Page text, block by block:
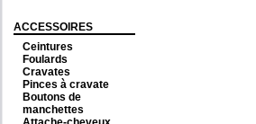
ACCESSOIRES
Ceintures
Foulards
Cravates
Pinces à cravate
Boutons de
manchettes